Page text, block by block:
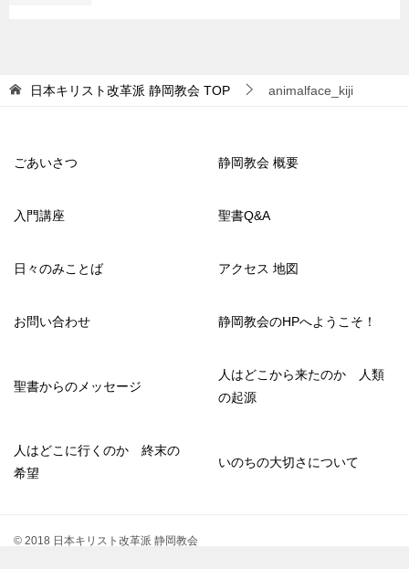
日本キリスト改革派 静岡教会 TOP animalface_kiji
ごあいさつ 静岡教会 概要
入門講座 聖書Q&A
日々のみことば アクセス 地図
お問い合わせ 静岡教会のHPへようこそ！
聖書からのメッセージ
人はどこから来たのか 人類
の起源
人はどこに行くのか 終末の
希望
いのちの大切さについて
© 2018 日本キリスト改革派 静岡教会